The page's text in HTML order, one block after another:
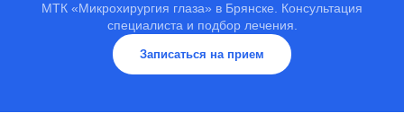
МТК «Микрохирургия глаза» в Брянске. Консультация
специалиста и подбор лечения.
Записаться на прием